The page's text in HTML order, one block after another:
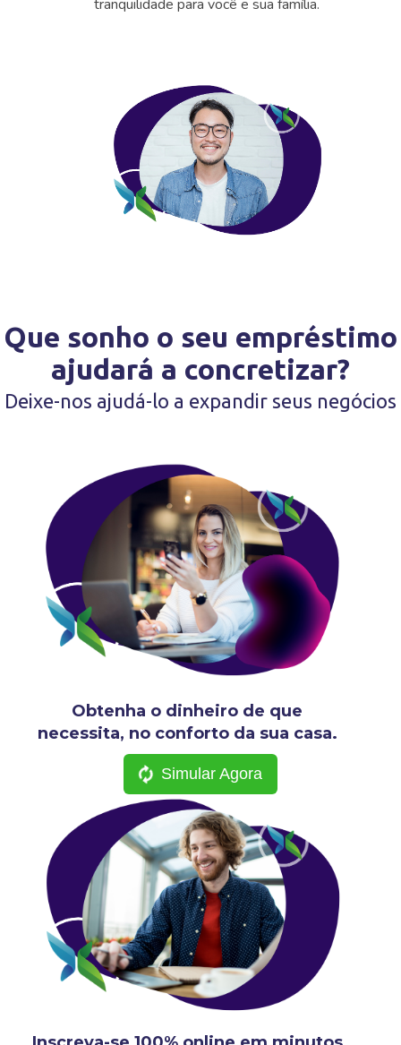
tranquilidade para você e sua família.
Que sonho o seu empréstimo
ajudará a concretizar?
Deixe-nos ajudá-lo a expandir seus negócios
Obtenha o dinheiro de que
necessita, no conforto da sua casa.
Simular Agora